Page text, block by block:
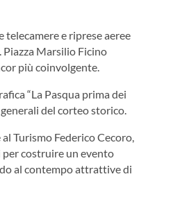
telecamere e riprese aeree
Marsilio Ficino
più coinvolgente.
“La Pasqua prima dei
del corteo storico.
Turismo Federico Cecoro,
costruire un evento
al contempo attrattive di